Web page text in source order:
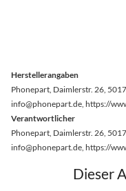
Herstellerangaben
Phonepart, Daimlerstr. 26,
info@phonepart.de, https://
Verantwortlicher
Phonepart, Daimlerstr. 26,
info@phonepart.de, https://
Dieser